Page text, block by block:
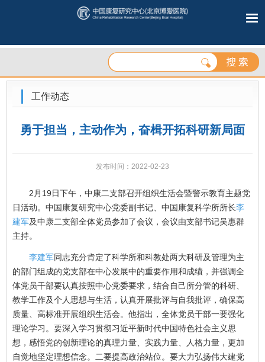
工作动态
勇于担当，主动作为，奋楫开拓科研新局面
发布时间：2022-02-23
2月19日下午，中康二支部召开组织生活会暨警示教育主题党
日活动。中国康复研究中心党委副书记、中国康复科学所所长李
建军及中康二支部全体党员参加了会议，会议由支部书记吴惠群
主持。
李建军同志充分肯定了科学所和科教处两大科研及管理为主
的部门组成的党支部在中心发展中的重要作用和成绩，并强调全
体党员干部要认真按照中心党委要求，结合自己所分管的科研、
教学工作及个人思想与生活，认真开展批评与自我批评，确保高
质量、高标准开展组织生活会。他指出，全体党员干部一要强化
理论学习。要深入学习贯彻习近平新时代中国特色社会主义思
想，感悟党的创新理论的真理力量、实践力量、人格力量，更加
自觉地坚定理想信念。二要提高政治站位。要大力弘扬伟大建党